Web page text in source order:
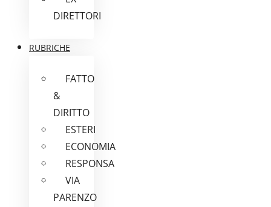
DIRETTORI
RUBRICHE
FATTO
&
DIRITTO
ESTERI
ECONOMIA
RESPONSA
VIA
PARENZO